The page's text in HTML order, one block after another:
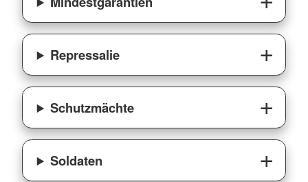
Repressalie
Schutzmächte
Soldaten